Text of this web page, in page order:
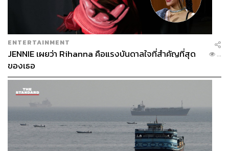
ENTERTAINMENT
JENNIE เผยว่า Rihanna คือแรงบันดาลใจที่สำคัญที่สุด
ของเธอ
...